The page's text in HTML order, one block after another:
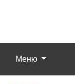
Меню